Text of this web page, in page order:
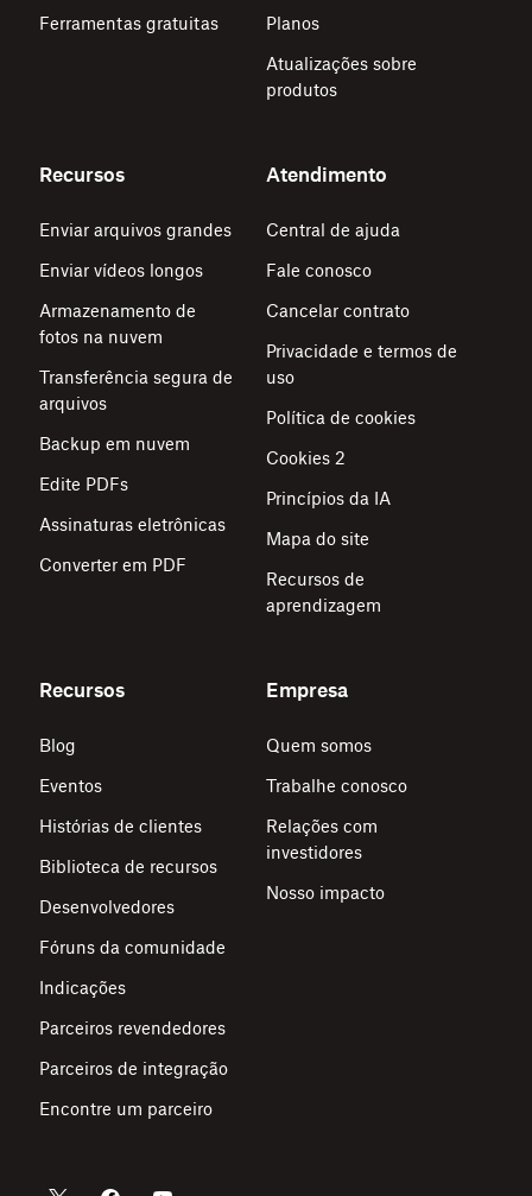
Ferramentas gratuitas
Planos
Atualizações sobre
produtos
Recursos
Enviar arquivos grandes
Enviar vídeos longos
Armazenamento de
fotos na nuvem
Transferência segura de
arquivos
Backup em nuvem
Edite PDFs
Assinaturas eletrônicas
Converter em PDF
Atendimento
Central de ajuda
Fale conosco
Cancelar contrato
Privacidade e termos de
uso
Política de cookies
Cookies 2
Princípios da IA
Mapa do site
Recursos de
aprendizagem
Recursos
Blog
Eventos
Histórias de clientes
Biblioteca de recursos
Desenvolvedores
Fóruns da comunidade
Indicações
Parceiros revendedores
Parceiros de integração
Encontre um parceiro
Empresa
Quem somos
Trabalhe conosco
Relações com
investidores
Nosso impacto